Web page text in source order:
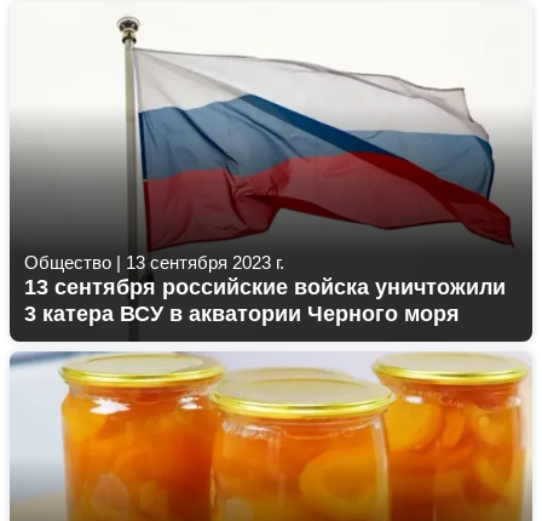
Общество | 13 сентября 2023 г.
13 сентября российские войска уничтожили
3 катера ВСУ в акватории Черного моря